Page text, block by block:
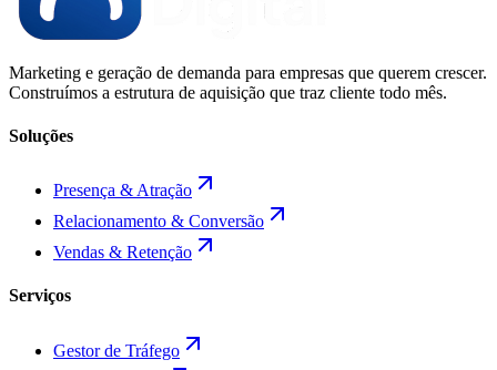
Marketing e geração de demanda para empresas que querem crescer.
Construímos a estrutura de aquisição que traz cliente todo mês.
Soluções
Presença & Atração
Relacionamento & Conversão
Vendas & Retenção
Serviços
Gestor de Tráfego